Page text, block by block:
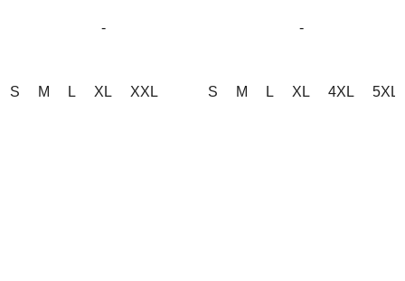
hviezdičiek.
-
S M L XL XXL
hviezdičiek.
-
S M L XL 4XL 5XL